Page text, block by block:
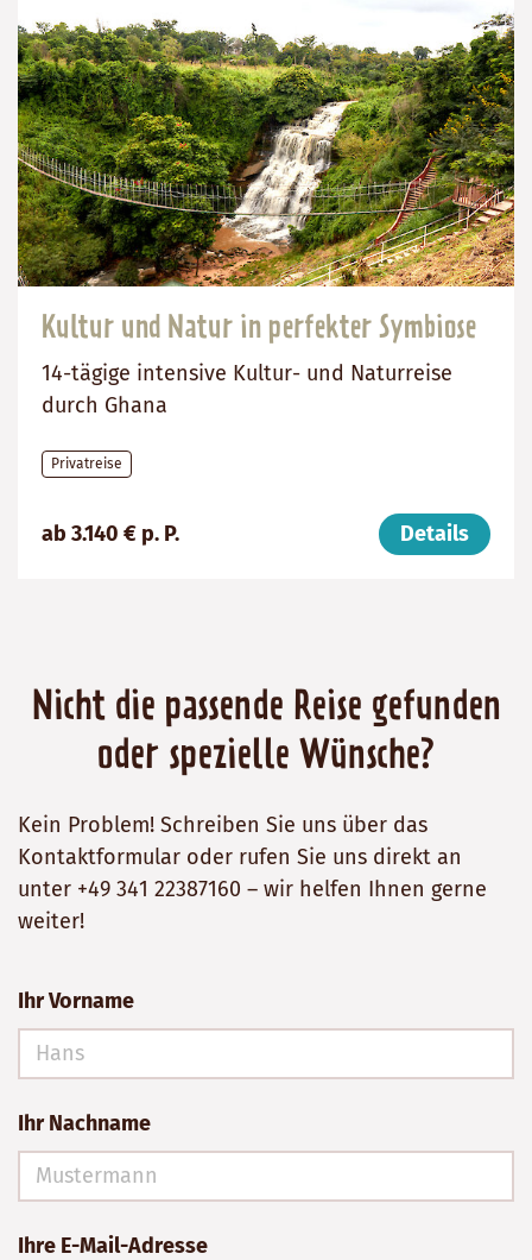
Kultur und Natur in perfekter Symbiose
14-tägige intensive Kultur- und Naturreise
durch Ghana
Privatreise
ab 3.140 € p. P. Details
(ab):
14
Ghana
Nicht die passende Reise gefunden
oder spezielle Wünsche?
Kein Problem! Schreiben Sie uns über das
Kontaktformular oder rufen Sie uns direkt an
unter +49 341 22387160 – wir helfen Ihnen gerne
weiter!
Ihr Vorname
Ihr Nachname
Ihre E-Mail-Adresse